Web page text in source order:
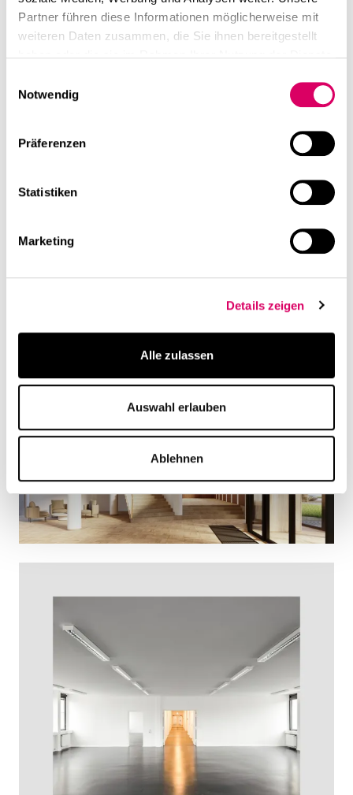
Partner führen diese Informationen möglicherweise mit
weiteren Daten zusammen, die Sie ihnen bereitgestellt
Notwendig
Präferenzen
Statistiken
Marketing
Details zeigen
Alle zulassen
Auswahl erlauben
Ablehnen